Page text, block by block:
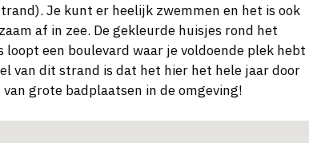
Je kunt er heelijk zwemmen en het is ook
af in zee. De gekleurde huisjes rond het
een boulevard waar je voldoende plek hebt
van dit strand is dat het hier het hele jaar door
grote badplaatsen in de omgeving!